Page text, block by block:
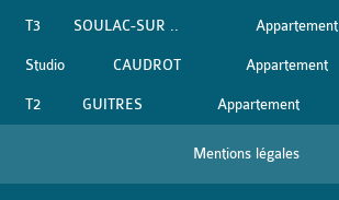
T3 SOULAC-SUR .. Appartement
Studio CAUDROT Appartement
T2 GUITRES Appartement
Mentions légales